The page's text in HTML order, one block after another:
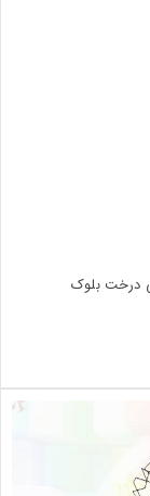
درخت بلوک